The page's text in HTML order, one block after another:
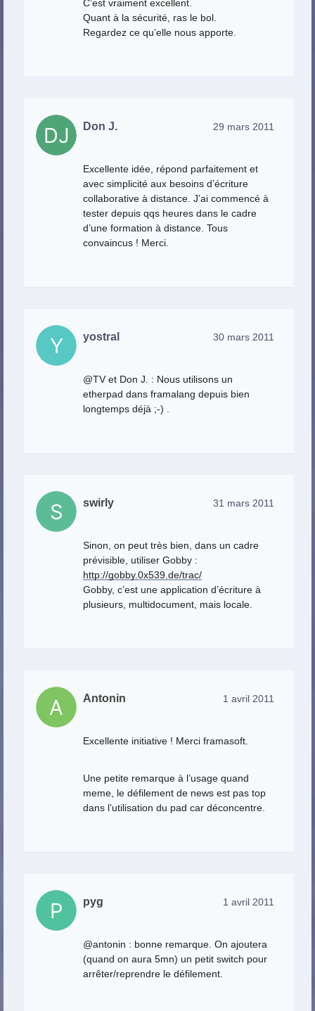
C’est vraiment excellent.
Quant à la sécurité, ras le bol.
Regardez ce qu’elle nous apporte.
Don J. 29 mars 2011
Excellente idée, répond parfaitement et
avec simplicité aux besoins d’écriture
collaborative à distance. J’ai commencé à
tester depuis qqs heures dans le cadre
d’une formation à distance. Tous
convaincus ! Merci.
yostral 30 mars 2011
@TV et Don J. : Nous utilisons un
etherpad dans framalang depuis bien
longtemps déjà ;-) .
swirly 31 mars 2011
Sinon, on peut très bien, dans un cadre
prévisible, utiliser Gobby :
http://gobby.0x539.de/trac/
Gobby, c’est une application d’écriture à
plusieurs, multidocument, mais locale.
Antonin 1 avril 2011
Excellente initiative ! Merci framasoft.
Une petite remarque à l’usage quand
meme, le défilement de news est pas top
dans l’utilisation du pad car déconcentre.
pyg 1 avril 2011
@antonin : bonne remarque. On ajoutera
(quand on aura 5mn) un petit switch pour
arrêter/reprendre le défilement.